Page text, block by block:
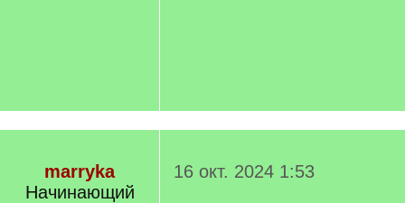
marryka
Начинающий
16 окт. 2024 1:53